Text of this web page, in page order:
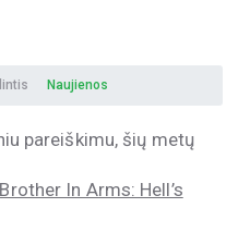
Naujienos
pareiškimu, šių metų
Brother In Arms: Hell’s